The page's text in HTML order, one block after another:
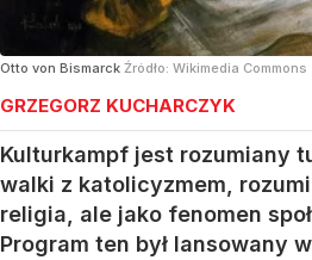
Otto von Bismarck Źródło: Wikimedia Commons
GRZEGORZ KUCHARCZYK
Kulturkampf jest rozumiany
walki z katolicyzmem,
religia, ale jako fenomen
Program ten był lansowany